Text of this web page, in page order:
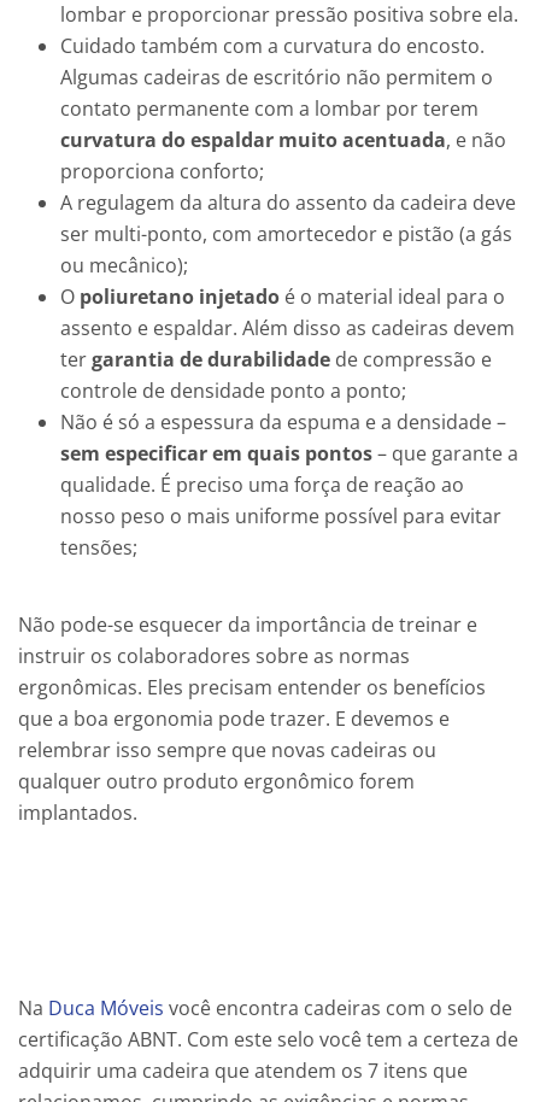
lombar e proporcionar pressão positiva sobre ela.
Cuidado também com a curvatura do encosto.
Algumas cadeiras de escritório não permitem o
contato permanente com a lombar por terem
curvatura do espaldar muito acentuada, e não
proporciona conforto;
A regulagem da altura do assento da cadeira deve
ser multi-ponto, com amortecedor e pistão (a gás
ou mecânico);
O poliuretano injetadoé o material ideal para o
assento e espaldar. Além disso as cadeiras devem
tergarantia de durabilidadede compressão e
controle de densidade ponto a ponto;
Não é só a espessura da espuma e a densidade –
sem especificar em quais pontos– que garante a
qualidade. É preciso uma força de reação ao
nosso peso o mais uniforme possível para evitar
tensões;
Não pode-se esquecer da importância de treinar e
instruir os colaboradores sobre as normas
ergonômicas. Eles precisam entender os benefícios
que a boa ergonomia pode trazer. E devemos e
relembrar isso sempre que novas cadeiras ou
qualquer outro produto ergonômico forem
implantados.
Na Duca Móveis você encontra cadeiras com o selo de
certificação ABNT. Com este selo você tem a certeza de
adquirir uma cadeira que atendem os 7 itens que